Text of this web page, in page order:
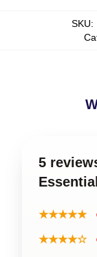
SKU:
5
★★★★★
★★★★☆